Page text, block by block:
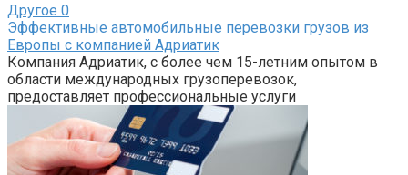
Другое 0
Эффективные автомобильные перевозки грузов из
Европы с компанией Адриатик
Компания Адриатик, с более чем 15-летним опытом в
области международных грузоперевозок,
предоставляет профессиональные услуги